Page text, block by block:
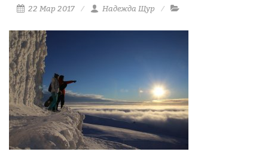
22 Мар 2017 Надежда Щур